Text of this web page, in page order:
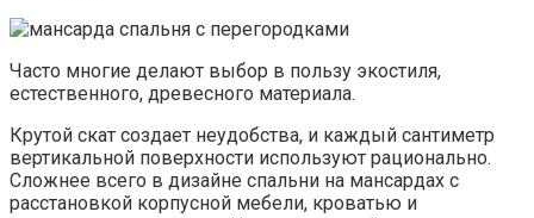
Часто многие делают выбор в пользу экостиля,
естественного, древесного материала.
Крутой скат создает неудобства, и каждый сантиметр
вертикальной поверхности используют рационально.
Сложнее всего в дизайне спальни на мансардах с
расстановкой корпусной мебели, кроватью и